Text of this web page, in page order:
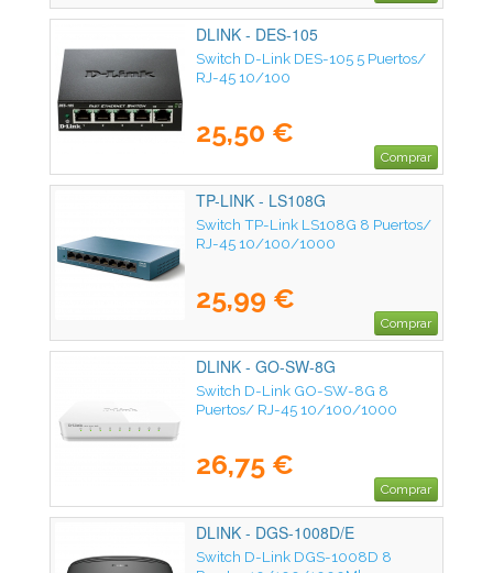
DLINK - DES-105
Switch D-Link DES-105 5 Puertos/
RJ-45 10/100
25,50 €
Comprar
TP-LINK - LS108G
Switch TP-Link LS108G 8 Puertos/
RJ-45 10/100/1000
25,99 €
Comprar
DLINK - GO-SW-8G
Switch D-Link GO-SW-8G 8
Puertos/ RJ-45 10/100/1000
26,75 €
Comprar
DLINK - DGS-1008D/E
Switch D-Link DGS-1008D 8